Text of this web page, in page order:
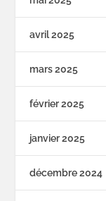
avril 2025
mars 2025
février 2025
janvier 2025
décembre 2024